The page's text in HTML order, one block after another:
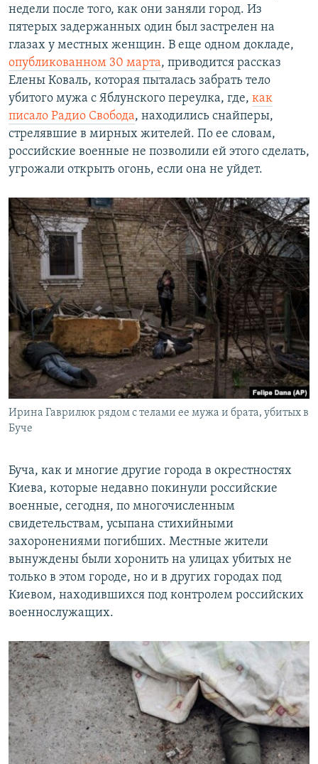
недели после того, как они заняли город. Из
пятерых задержанных один был застрелен на
глазах у местных женщин. В еще одном докладе,
опубликованном 30 марта, приводится рассказ
Елены Коваль, которая пыталась забрать тело
убитого мужа с Яблунского переулка, где, как
писало Радио Свобода, находились снайперы,
стрелявшие в мирных жителей. По ее словам,
российские военные не позволили ей этого сделать,
угрожали открыть огонь, если она не уйдет.
Ирина Гаврилюк рядом с телами ее мужа и брата, убитых в
Буче
Буча, как и многие другие города в окрестностях
Киева, которые недавно покинули российские
военные, сегодня, по многочисленным
свидетельствам, усыпана стихийными
захоронениями погибших. Местные жители
вынуждены были хоронить на улицах убитых не
только в этом городе, но и в других городах под
Киевом, находившихся под контролем российских
военнослужащих.